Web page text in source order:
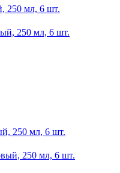
250 мл, 6 шт.
250 мл, 6 шт.